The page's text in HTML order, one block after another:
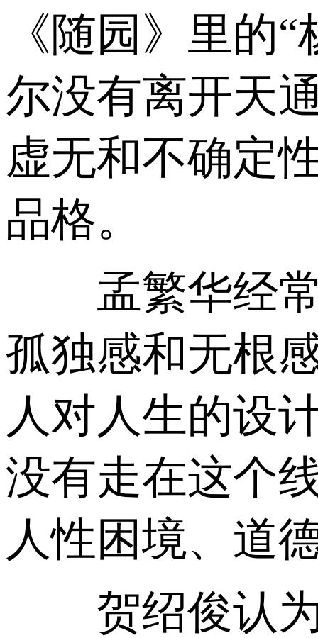
《随园》里的
尔没有离开天
虚无和不确定
品格。
孟繁华经常
孤独感和无根
人对人生的设
没有走在这个
人性困境、道
贺绍俊认为